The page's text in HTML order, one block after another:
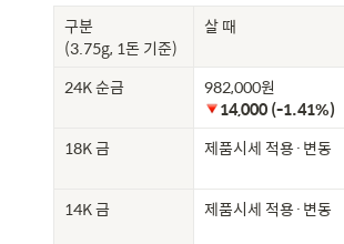
구분
(3.75g, 1돈 기준)
살 때
24K 순금
14,000 (-1.41%)
18K 금
제품시세 적용·변동
14K 금
제품시세 적용·변동